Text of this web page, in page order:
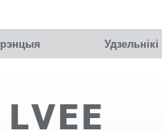
Удзельнiкi